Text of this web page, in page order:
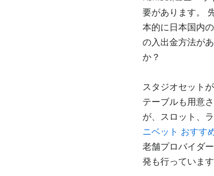
要があります。
本的に日本国内
の入出金方法が
か？
スタジオセット
テーブルも用意
が、スロット、
ニベット おすす
老舗プロバイダ
発も行っています